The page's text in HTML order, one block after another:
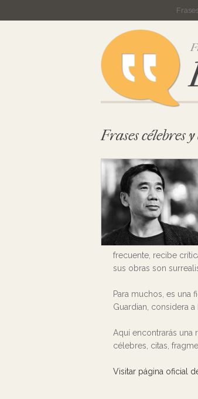
Frases
frecuente, recibe
sus obras son
Para muchos, es
Guardian, considera
Aquí encontrarás una
célebres, citas,
Visitar página oficial